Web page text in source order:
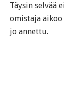
Täysin selvää
omistaja
jo annettu.